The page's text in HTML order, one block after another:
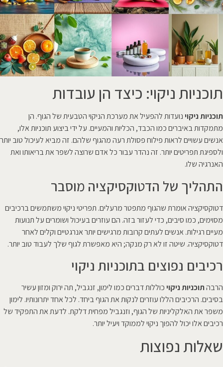
תוכניות ניקוי: כיצד הן עובדות
תוכניות ניקוי נועדות להפעיל את מערכת הניקוי הטבעית של הגוף. הן
מתמקדות באיברים כמו הכבד, הכליות והמעיים. על ידי ביצוע תוכניות אלו,
אנשים עשויים לראות פילוח פסולת רעה מהגוף שלהם. זה מביא לעיכול טוב יותר
ולספיגת תפריטים יותר. זה נהדר עבור כל אדם שרוצה לשפר את בריאותו ואת
האנרגיה שלו.
התהליך של הדטוקסיקציה מוסבר
דטוקסיקציה אומרת שהגוף מתפטר מרעלים. תפריטי ניקוי משתמשים ברכיבים
מסוימים, כמו סיבים, כדי לעזור בזה. הם עוזרים בעיכול ושומרים על תנועות
מעיים רגילות. אנשים לעתים קרובות מרגישים יותר אנרגטיים וקלים לאחר
דטוקסיקציה. שיטה זו לא רק מנקה; היא מאפשרת לגוף שלך לעבוד טוב יותר.
רכיבים נפוצים בתוכניות ניקוי
הרבהתוכניות ניקוי כוללות דברים כמו לימון, זנגביל, תה ירוק ומזון עשיר
בסיבים. הרכיבים הללו עוזרים לנקות את הגוף ביחד. לכל אחד יתרונותיו. לימון
משפר את האלקליניות של הגוף, וזנגביל מפחית דלקת. לדעת את התפקיד של
רכיבים אלו יכול להפוך ניקוי לממוקד ויעיל יותר.
שאלות נפוצות